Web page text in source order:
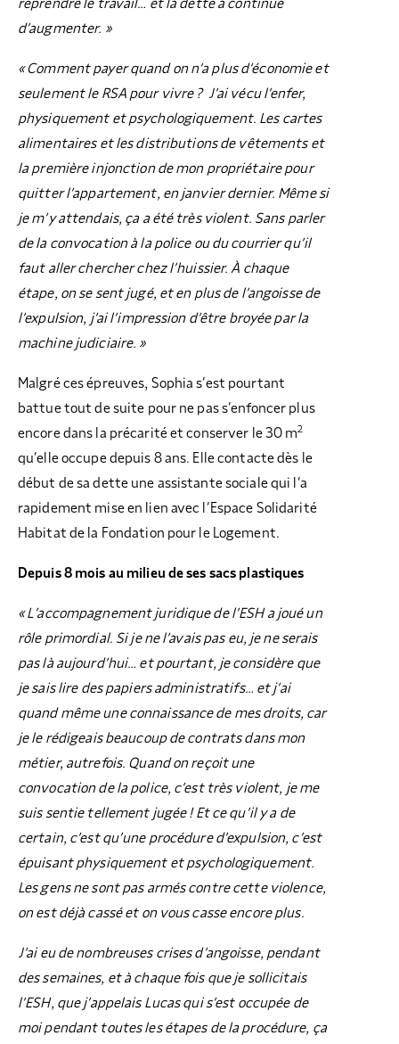
reprendre le travail… et la dette a continué
d’augmenter. »
« Comment payer quand on n’a plus d’économie et
seulement le RSA pour vivre ? J’ai vécu l’enfer,
physiquement et psychologiquement. Les cartes
alimentaires et les distributions de vêtements et
la première injonction de mon propriétaire pour
quitter l’appartement, en janvier dernier. Même si
je m’y attendais, ça a été très violent. Sans parler
de la convocation à la police ou du courrier qu’il
faut aller chercher chez l’huissier. À chaque
étape, on se sent jugé, et en plus de l’angoisse de
l’expulsion, j’ai l’impression d’être broyée par la
machine judiciaire. »
Malgré ces épreuves, Sophia s’est pourtant
battue tout de suite pour ne pas s’enfoncer plus
encore dans la précarité et conserver le 30 m2
qu’elle occupe depuis 8 ans. Elle contacte dès le
début de sa dette une assistante sociale qui l’a
rapidement mise en lien avec l’Espace Solidarité
Habitat de la Fondation pour le Logement.
Depuis 8 mois au milieu de ses sacs plastiques
« L’accompagnement juridique de l’ESH a joué un
rôle primordial. Si je ne l’avais pas eu, je ne serais
pas là aujourd’hui… et pourtant, je considère que
je sais lire des papiers administratifs… et j’ai
quand même une connaissance de mes droits, car
je le rédigeais beaucoup de contrats dans mon
métier, autrefois. Quand on reçoit une
convocation de la police, c’est très violent, je me
suis sentie tellement jugée ! Et ce qu’il y a de
certain, c’est qu’une procédure d’expulsion, c’est
épuisant physiquement et psychologiquement.
Les gens ne sont pas armés contre cette violence,
on est déjà cassé et on vous casse encore plus.
J’ai eu de nombreuses crises d’angoisse, pendant
des semaines, et à chaque fois que je sollicitais
l’ESH, que j’appelais Lucas qui s’est occupée de
moi pendant toutes les étapes de la procédure, ça